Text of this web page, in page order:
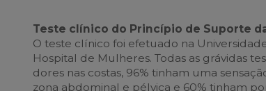
Teste clínico do Princípio de Suporte
O teste clínico foi efetuado na
Hospital de Mulheres. Todas as grávidas
dores nas costas, 96% tinham uma
zona abdominal e pélvica e 60% tinham